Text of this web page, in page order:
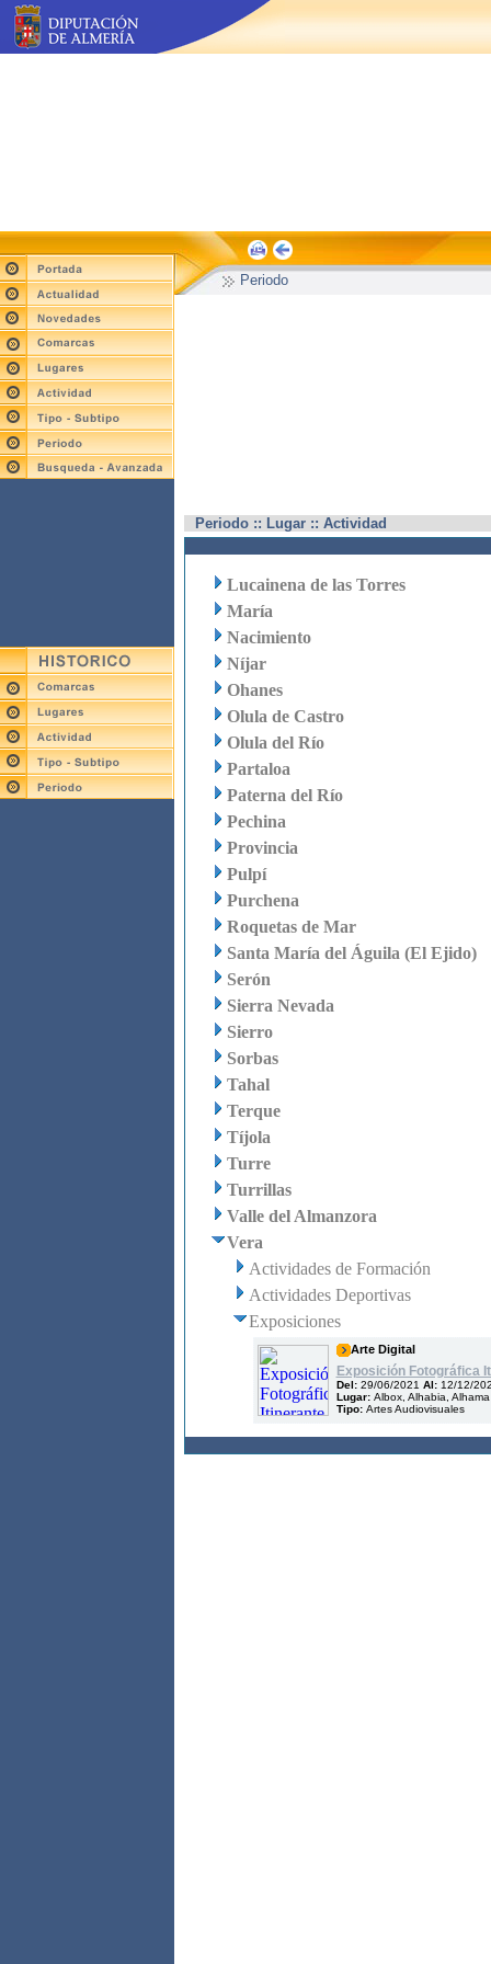
Periodo
Periodo :: Lugar :: Actividad
Lucainena de las Torres
María
Nacimiento
Níjar
Ohanes
Olula de Castro
Olula del Río
Partaloa
Paterna del Río
Pechina
Provincia
Pulpí
Purchena
Roquetas de Mar
Santa María del Águila (El Ejido)
Serón
Sierra Nevada
Sierro
Sorbas
Tahal
Terque
Tíjola
Turre
Turrillas
Valle del Almanzora
Vera
Actividades de Formación
Actividades Deportivas
Exposiciones
Arte Digital
Exposición Fotográfica
Del: 29/06/2021 Al: 12/12/
Lugar: Albox, Alhabia,
Tipo: Artes Audiovisuales